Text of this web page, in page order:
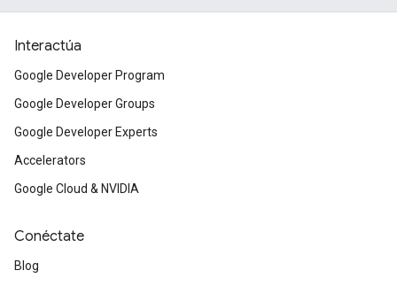
Interactúa
Google Developer Program
Google Developer Groups
Google Developer Experts
Accelerators
Google Cloud & NVIDIA
Conéctate
Blog